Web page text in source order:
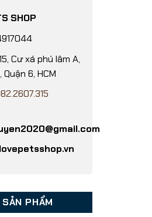
SHOP
Cư xá phú lâm A,
6, HCM
PHẨM